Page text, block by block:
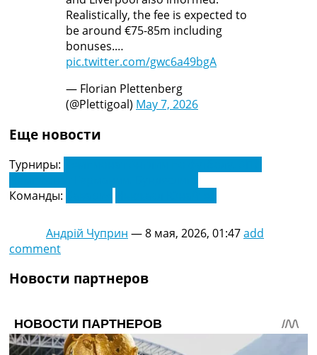
Realistically, the fee is expected to
be around €75-85m including
bonuses.…
pic.twitter.com/gwc6a49bgA
— Florian Plettenberg
(@Plettigoal) May 7, 2026
Еще новости
Турниры:
Команды:
Андрій Чуприн —8 мая, 2026, 01:47add
comment
Новости партнеров